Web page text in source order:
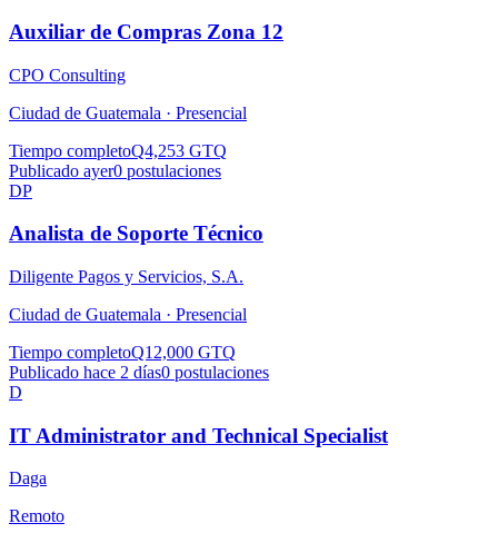
Auxiliar de Compras Zona 12
CPO Consulting
Ciudad de Guatemala · Presencial
Tiempo completoQ4,253 GTQ
Publicado ayer0 postulaciones
DP
Analista de Soporte Técnico
Diligente Pagos y Servicios, S.A.
Ciudad de Guatemala · Presencial
Tiempo completoQ12,000 GTQ
Publicado hace 2 días0 postulaciones
D
IT Administrator and Technical Specialist
Daga
Remoto